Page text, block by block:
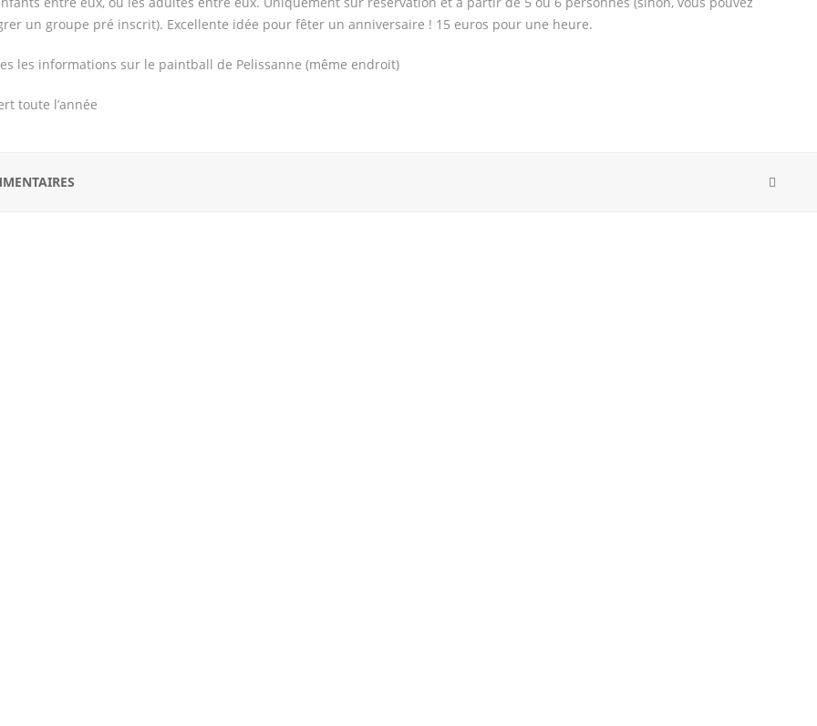
un groupe pré inscrit). Excellente idée pour fêter un anniversaire ! 15 euros pour une heure.
les informations sur le paintball de Pelissanne (même endroit)
toute l’année